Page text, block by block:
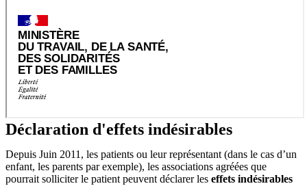
Déclaration d'effets indésirables
Depuis Juin 2011, les patients ou leur représentant (dans le cas d’un
enfant, les parents par exemple), les associations agréées que
pourrait solliciter le patient peuvent déclarer les effets indésirables